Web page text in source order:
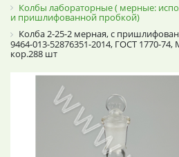
Колбы лабораторные ( мерные:
и пришлифованной пробкой)
Колба 2-25-2 мерная, с
9464-013-52876351-2014, ГОСТ 1770-
кор.288 шт